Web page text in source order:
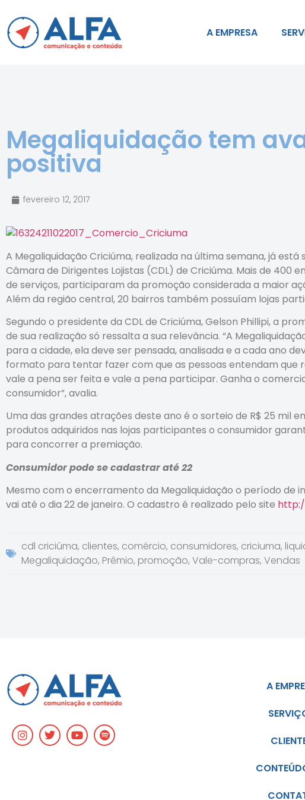
A EMPRESA
Megaliquidação tem
positiva
fevereiro 12, 2017
A Megaliquidação Criciúma, realizada na última semana, já
Câmara de Dirigentes Lojistas (CDL) de Criciúma. Mais de 400
de serviços, participaram da promoção considerada a maior
Além da região central, 20 bairros também possuíam lojas
Segundo o presidente da CDL de Criciúma, Gelson Phillipi, a
de sua realização só ressalta a sua relevância. “A
para a cidade, ela deve ser pensada, analisada e a cada ano
formato para tentar fazer com que as pessoas entendam que
vale a pena ser feita e vale a pena participar. Ganha o
consumidor”, avalia.
Uma das grandes atrações deste ano é o sorteio de R$ 25 mil
produtos adquiridos nas lojas participantes o consumidor
para concorrer a premiação.
Consumidor pode se cadastrar até 22
Mesmo com o encerramento da Megaliquidação o período de
vai até o dia 22 de janeiro. O cadastro é realizado pelo site
cdl criciúma, clientes, comércio, consumidores, criciuma,
Megaliquidação, Prêmio, promoção, Vale-compras, Vendas
A